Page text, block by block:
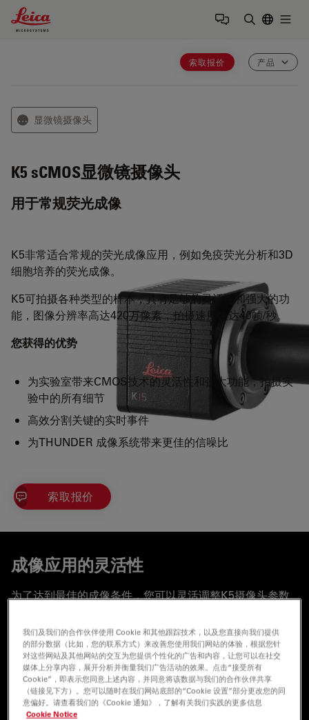
Leica Microsystems Logo
索取报价 产品
⋯ 显微镜摄像头
K5 sCMOS显微镜摄像头
用于常规荧光成像
K5非常适合常规的荧光成像应用，例如免疫荧光分析和3D
细胞培养的荧光成像。
K5可拍摄各种类型的样本，具有足够的灵活性和强大的功
能，图像分辨率高达420万像素，拍摄速度快达40帧/秒。
您获得的优势
为实验室带来CMOS技术的灵活性和强大功能，拍摄实
验中的所有细节
高效分割关键的实时事件
为THUNDER 成像系统带来更佳的信噪比
索取报价
成像应用的灵活性
为了达到最佳的成像条件，您可以灵活调整K5摄像头参数
拍摄动态的细胞活动，拍摄速度快达40帧/秒
分辨率高达420万像素，能够清晰显示细微的结构
量子效率高达80%，可减少曝光时间和光毒性影响
我们及我们的合作伙伴使用 Cookie 和其他跟踪技术，以及您直接向我们提供
的部分数据（比如，您的联系方式）来改善您使用我们网站的体验，根据您针
对这些网站及其他网站的交互为您提供个性化的广告和内容，让您可以在社交
媒体上分享内容，展开分析并衡量我们广告活动的效果。点击“接受所有
Cookie”，即表示您同意上述内容，并同意将该数据与我们的合作伙伴共享
（链接见下方）。您可以随时在我们网站底部的“Cookie 设置”部分更改您的同
意偏好。请查看我们的《Cookie 通知》，了解有关我们实践的更多信息
Cookie Notice